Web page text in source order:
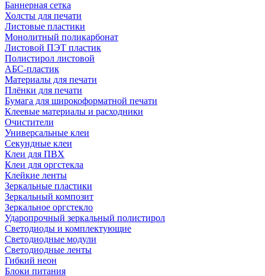
Баннерная сетка
Холсты для печати
Листовые пластики
Монолитный поликарбонат
Листовой ПЭТ пластик
Полистирол листовой
АБС-пластик
Материалы для печати
Плёнки для печати
Бумага для широкоформатной печати
Клеевые материалы и расходники
Очистители
Универсальные клеи
Секундные клеи
Клеи для ПВХ
Клеи для оргстекла
Клейкие ленты
Зеркальные пластики
Зеркальный композит
Зеркальное оргстекло
Ударопрочный зеркальный полистирол
Светодиоды и комплектующие
Светодиодные модули
Светодиодные ленты
Гибкий неон
Блоки питания